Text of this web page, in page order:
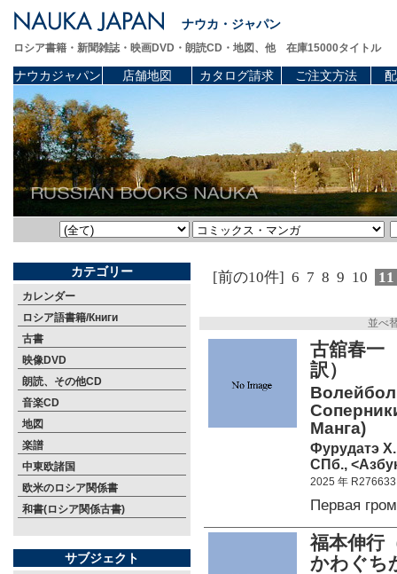
ナウカ・ジャパン
ロシア書籍・新聞雑誌・映画DVD・朗読CD・地図、他 在庫15000タイトル
ナウカジャパン 店舗地図 カタログ請求 ご注文方法
カテゴリー
カレンダー
ロシア語書籍/Книги
古書
映像DVD
朗読、その他CD
音楽CD
地図
楽譜
中東欧諸国
欧米のロシア関係書
和書(ロシア関係古書)
サブジェクト
[前の10件] 6 7 8 9 10 11
並べ
古舘春
訳）
Манга)
Фурудатэ Х.
СПб.,
2025 年 R276633
Первая
福本伸行
かわぐち